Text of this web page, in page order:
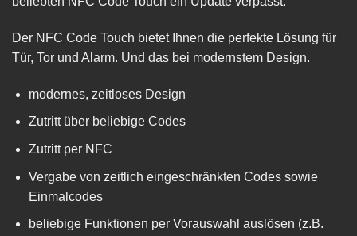
Der NFC Code Touch bietet Ihnen die perfekte Lösung für
Tür, Tor und Alarm. Und das bei modernstem Design.
modernes, zeitloses Design
Zutritt über beliebige Codes
Zutritt per NFC
Vergabe von zeitlich eingeschränkten Codes sowie
Einmalcodes
beliebige Funktionen per Vorauswahl auslösen (z.B.